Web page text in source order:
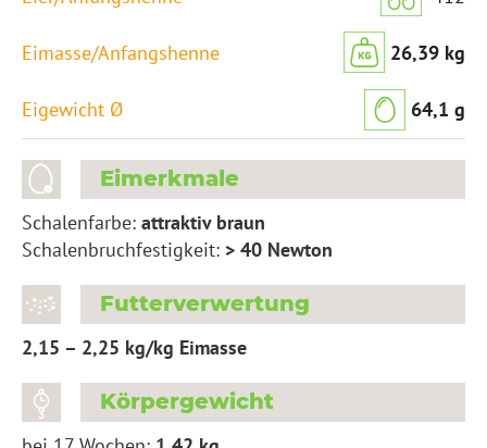
26,39 kg
64,1 g
Eimerkmale
Schalenfarbe: attraktiv braun
Schalenbruchfestigkeit: > 40 Newton
Futterverwertung
2,15 – 2,25 kg/kg Eimasse
Körpergewicht